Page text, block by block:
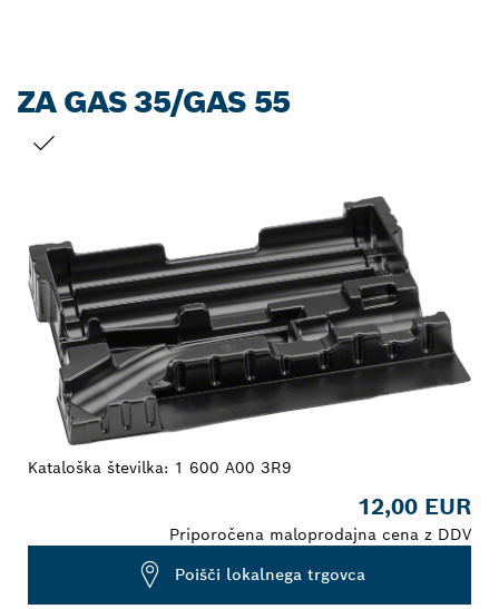
ZA GAS 35/GAS 55
Kataloška številka: 1 600 A00 3R9
12,00 EUR
Priporočena maloprodajna cena z DDV
Poišči lokalnega trgovca